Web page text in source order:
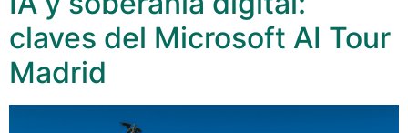
claves del Microsoft AI Tour
Madrid